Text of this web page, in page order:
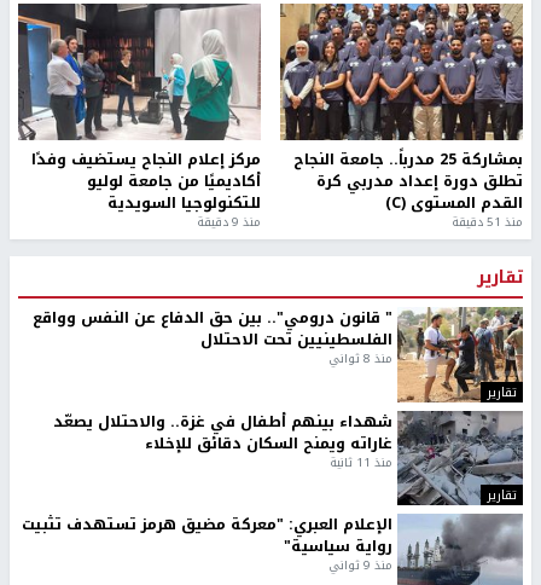
بمشاركة 25 مدرباً.. جامعة النجاح
تطلق دورة إعداد مدربي كرة
القدم المستوى (C)
منذ 51 دقيقة
مركز إعلام النجاح يستضيف وفدًا
أكاديميًا من جامعة لوليو
للتكنولوجيا السويدية
منذ 9 دقيقة
تقارير
تقارير
" قانون درومي".. بين حق الدفاع عن النفس وواقع
الفلسطينيين تحت الاحتلال
منذ 8 ثواني
تقارير
شهداء بينهم أطفال في غزة.. والاحتلال يصعّد
غاراته ويمنح السكان دقائق للإخلاء
منذ 11 ثانية
الإعلام العبري: "معركة مضيق هرمز تستهدف تثبيت
رواية سياسية"
منذ 9 ثواني